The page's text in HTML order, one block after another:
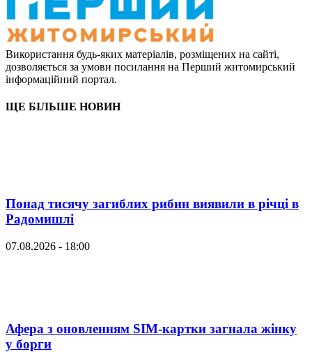
Використання будь-яких матеріалів, розміщених на сайті,
дозволяється за умови посилання на Перший житомирський
інформаційний портал.
ЩЕ БІЛЬШЕ НОВИН
Понад тисячу загиблих рибин виявили в річці в
Радомишлі
07.08.2026 - 18:00
Афера з оновленням SIM-картки загнала жінку
у борги